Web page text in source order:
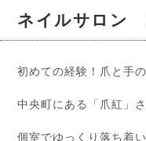
ネイルサロン
初めての経験！爪と手
中央町にある「爪紅」
個室でゆっくり落ち着